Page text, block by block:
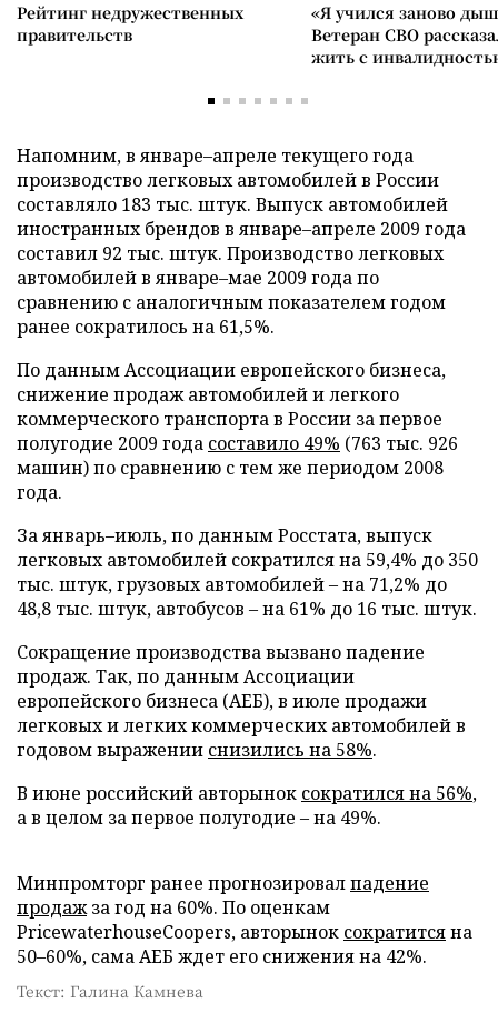
Рейтинг недружественных
правительств
«Я учился заново
Ветеран СВО
жить с
Напомним, в январе–апреле текущего года
производство легковых автомобилей в России
составляло 183 тыс. штук. Выпуск автомобилей
иностранных брендов в январе–апреле 2009 года
составил 92 тыс. штук. Производство легковых
автомобилей в январе–мае 2009 года по
сравнению с аналогичным показателем годом
ранее сократилось на 61,5%.
По данным Ассоциации европейского бизнеса,
снижение продаж автомобилей и легкого
коммерческого транспорта в России за первое
полугодие 2009 года составило 49% (763 тыс. 926
машин) по сравнению с тем же периодом 2008
года.
За январь–июль, по данным Росстата, выпуск
легковых автомобилей сократился на 59,4% до 350
тыс. штук, грузовых автомобилей – на 71,2% до
48,8 тыс. штук, автобусов – на 61% до 16 тыс. штук.
Сокращение производства вызвано падение
продаж. Так, по данным Ассоциации
европейского бизнеса (АЕБ), в июле продажи
легковых и легких коммерческих автомобилей в
годовом выражении снизились на 58%.
В июне российский авторынок сократился на 56%,
а в целом за первое полугодие – на 49%.
Минпромторг ранее прогнозировалпадение
продажза год на 60%. По оценкам
PricewaterhouseCoopers, авторынок сократитсяна
50–60%, сама АЕБ ждет его снижения на 42%.
Текст: Галина Камнева